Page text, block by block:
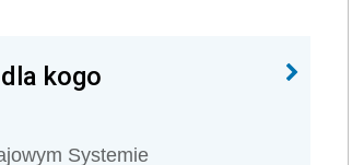
kogo
Systemie